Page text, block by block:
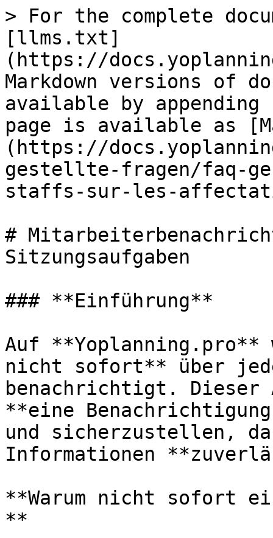
> For the complete
[llms.txt]
(https://
Markdown versions of
available by
page is available as
(https://
gestellte-fragen/faq-
staffs-sur-les-
#
Sitzungsaufgaben
### **Einführung**
Auf
nicht sofort** über
benachrichtigt. Dieser
**eine
und sicherzustellen,
Informationen
**Warum nicht sofort
**